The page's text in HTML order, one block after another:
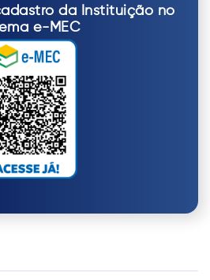
da Instituição no
e-MEC